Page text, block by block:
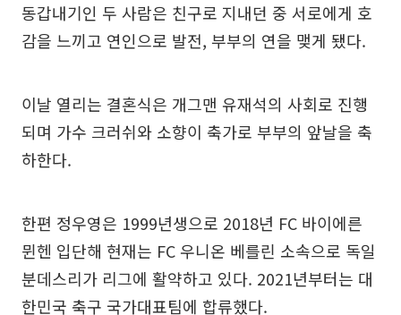
동갑내기인 두 사람은 친구로 지내던 중 서로에게 호
감을 느끼고 연인으로 발전, 부부의 연을 맺게 됐다.
이날 열리는 결혼식은 개그맨 유재석의 사회로 진행
되며 가수 크러쉬와 소향이 축가로 부부의 앞날을 축
하한다.
한편 정우영은 1999년생으로 2018년 FC 바이에른
뮌헨 입단해 현재는 FC 우니온 베를린 소속으로 독일
분데스리가 리그에 활약하고 있다. 2021년부터는 대
한민국 축구 국가대표팀에 합류했다.